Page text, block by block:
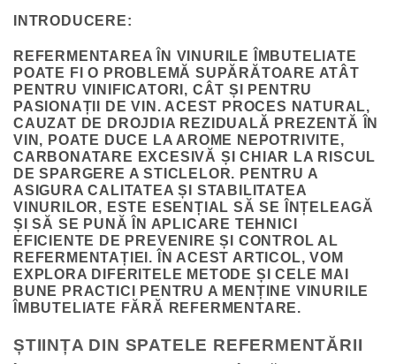
INTRODUCERE:
REFERMENTAREA ÎN VINURILE ÎMBUTELIATE
POATE FI O PROBLEMĂ SUPĂRĂTOARE ATÂT
PENTRU VINIFICATORI, CÂT ȘI PENTRU
PASIONAȚII DE VIN. ACEST PROCES NATURAL,
CAUZAT DE DROJDIA REZIDUALĂ PREZENTĂ ÎN
VIN, POATE DUCE LA AROME NEPOTRIVITE,
CARBONATARE EXCESIVĂ ȘI CHIAR LA RISCUL
DE SPARGERE A STICLELOR. PENTRU A
ASIGURA CALITATEA ȘI STABILITATEA
VINURILOR, ESTE ESENȚIAL SĂ SE ÎNȚELEAGĂ
ȘI SĂ SE PUNĂ ÎN APLICARE TEHNICI
EFICIENTE DE PREVENIRE ȘI CONTROL AL
REFERMENTAȚIEI. ÎN ACEST ARTICOL, VOM
EXPLORA DIFERITELE METODE ȘI CELE MAI
BUNE PRACTICI PENTRU A MENȚINE VINURILE
ÎMBUTELIATE FĂRĂ REFERMENTARE.
ȘTIINȚA DIN SPATELE REFERMENTĂRII